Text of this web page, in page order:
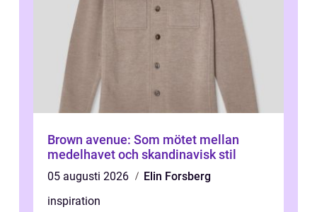
Brown avenue: Som mötet mellan
medelhavet och skandinavisk stil
05 augusti 2026
Elin Forsberg
inspiration